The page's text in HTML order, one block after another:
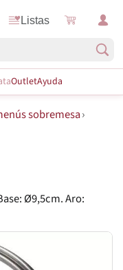
Listas
OutletAyuda
sobremesa›
Ø9,5cm. Aro: